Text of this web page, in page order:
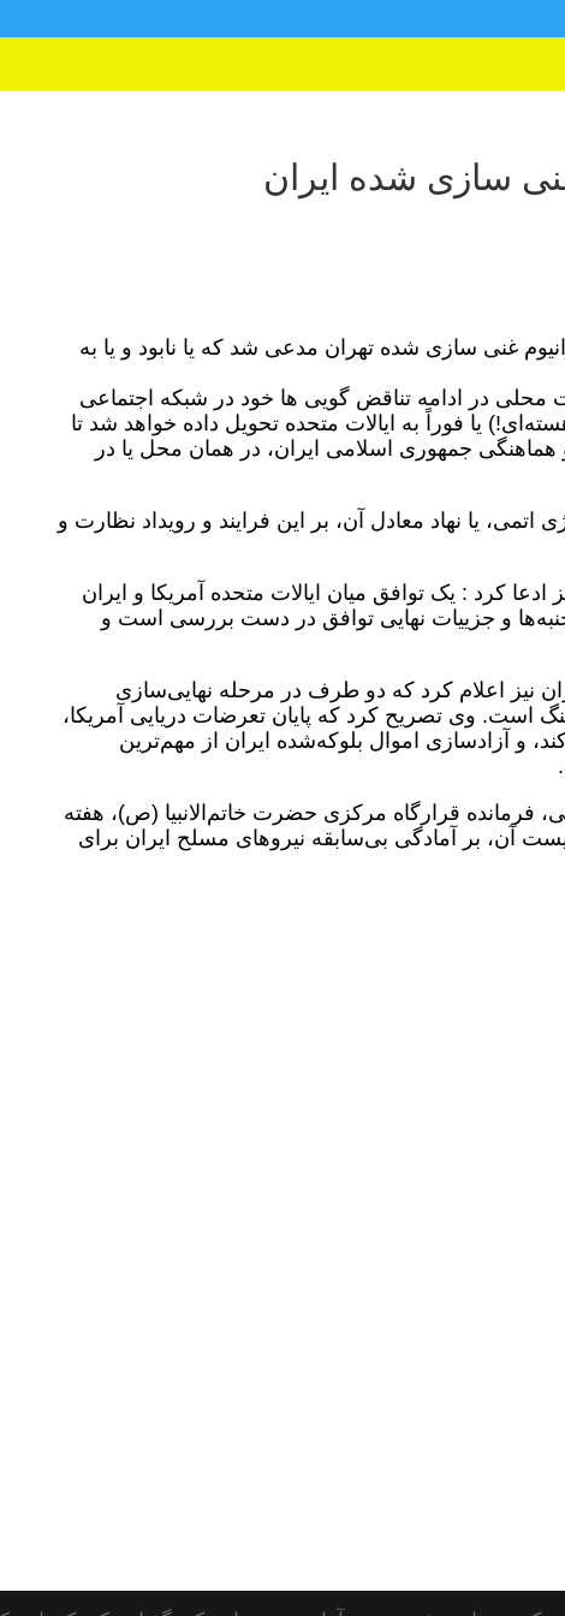
غنی سازی شده ایران
غنی سازی شده تهران مدعی شد که یا نابود و یا به
محلی در ادامه تناقض گویی ها خود در شبکه اجتماعی
یا فوراً به ایالات متحده تحویل داده خواهد شد تا
و هماهنگی جمهوری اسلامی ایران، در همان محل یا در
یا نهاد معادل آن، بر این فرایند و رویداد نظارت و
کرد : یک توافق میان ایالات متحده آمریکا و ایران
و جزییات نهایی توافق در دست بررسی است و
نیز اعلام کرد که دو طرف در مرحله نهایی‌سازی
است. وی تصریح کرد که پایان تعرضات دریایی آمریکا،
و آزادسازی اموال بلوکه‌شده ایران از مهم‌ترین
فرمانده قرارگاه مرکزی حضرت خاتم‌الانبیا (ص)، هفته
آن، بر آمادگی بی‌سابقه نیروهای مسلح ایران برای